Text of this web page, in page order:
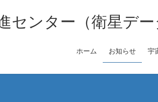
センター（衛星デー
ホーム お知らせ 宇